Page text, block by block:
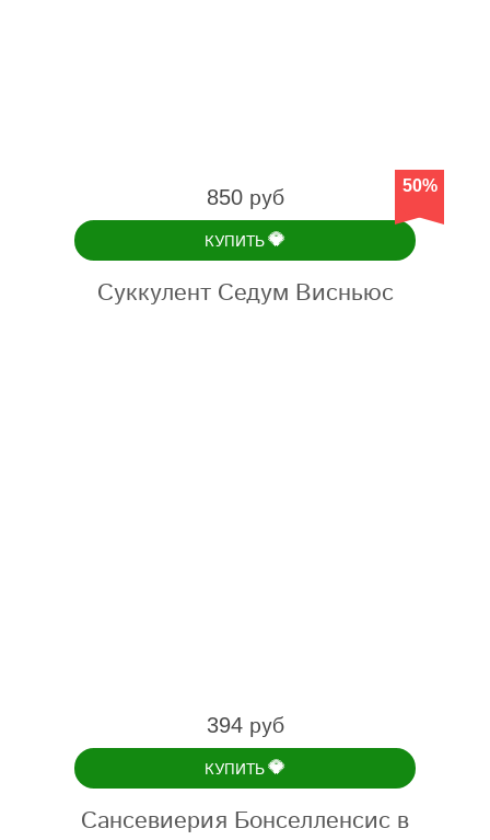
50%
850 руб
КУПИТЬ💎
Суккулент Седум Висньюс
394 руб
КУПИТЬ💎
Сансевиерия Бонселленсис в